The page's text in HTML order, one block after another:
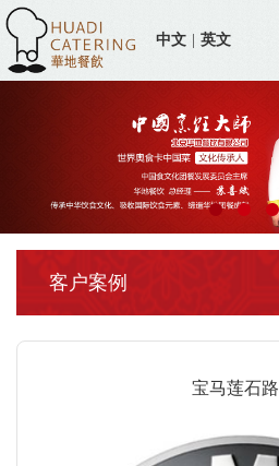
中文 英文
客户案例
宝马莲石